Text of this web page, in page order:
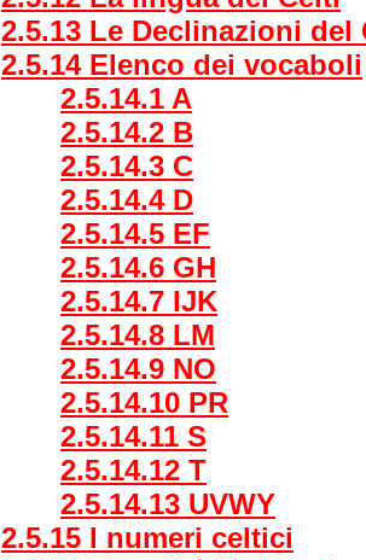
2.5.13 Le Declinazioni del
2.5.14 Elenco dei vocaboli
2.5.14.1 A
2.5.14.2 B
2.5.14.3 C
2.5.14.4 D
2.5.14.5 EF
2.5.14.6 GH
2.5.14.7 IJK
2.5.14.8 LM
2.5.14.9 NO
2.5.14.10 PR
2.5.14.11 S
2.5.14.12 T
2.5.14.13 UVWY
2.5.15 I numeri celtici